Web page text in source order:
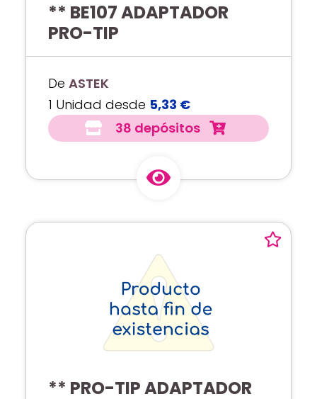
** BE107 ADAPTADOR
PRO-TIP
DeASTEK
1 Unidad desde 5,33 €
38 depósitos
** PRO-TIP ADAPTADOR